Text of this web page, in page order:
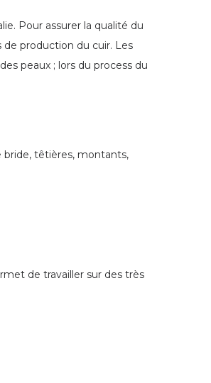
Pour assurer la qualité du
production du cuir. Les
peaux ; lors du process du
bride, têtières, montants,
de travailler sur des très